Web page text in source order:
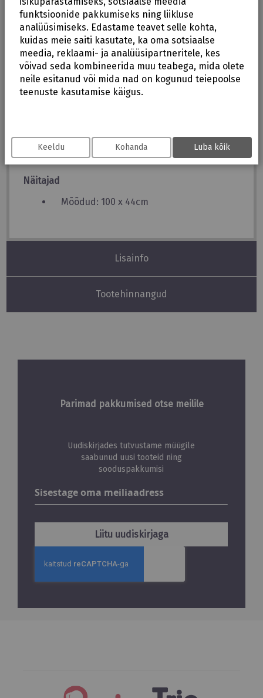
Sisekangas: naturaalne lambavill
Peaosa on võimalik kokku tõmmata, et
kaitsta tuule eest
Keskelt lukuga avatav
Jalgadeosa on eraldi lukuga avatav
Turvarihmade jaoks vajalikud avad
Näitajad
Mõõdud: 100 x 44cm
Lisainfo
Tootehinnangud
Parimad pakkumised otse meilile
Uudiskirjades tutvustame müügile
saabunud uusi tooteid ning
sooduspakkumisi
uudiskirjaga:
Liitu uudiskirjaga
funktsioonide pakkumiseks ning liikluse
analüüsimiseks. Edastame teavet selle kohta,
kuidas meie saiti kasutate, ka oma sotsiaalse
meedia, reklaami- ja analüüsipartneritele, kes
võivad seda kombineerida muu teabega, mida olete
neile esitanud või mida nad on kogunud teiepoolse
teenuste kasutamise käigus.
Keeldu Kohanda Luba kõik